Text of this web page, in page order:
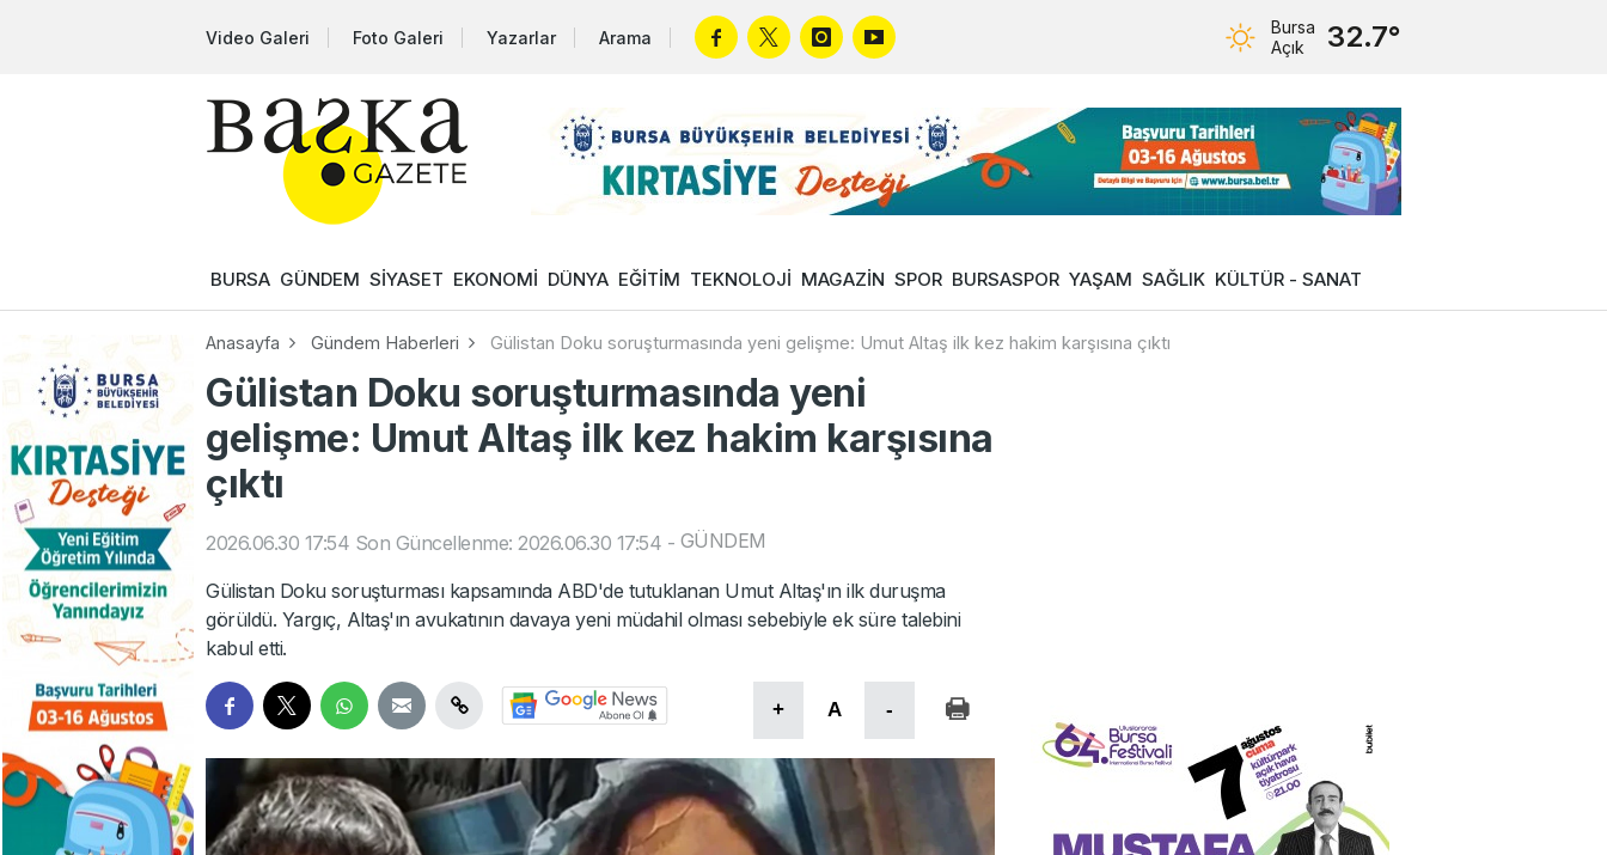
Video Galeri Foto Galeri Yazarlar Arama
Bursa
Açık
32.7°
BURSA GÜNDEM SİYASET EKONOMİ DÜNYA EĞİTİM TEKNOLOJİ MAGAZİN SPOR BURSASPOR YAŞAM SAĞLIK KÜLTÜR - SANAT
Anasayfa Gündem Haberleri Gülistan Doku soruşturmasında yeni gelişme: Umut Altaş ilk kez hakim karşısına çıktı
Gülistan Doku soruşturmasında yeni
gelişme: Umut Altaş ilk kez hakim karşısına
çıktı
2026.06.30 17:54 Son Güncellenme: 2026.06.30 17:54 - GÜNDEM
Gülistan Doku soruşturması kapsamında ABD'de tutuklanan Umut Altaş'ın ilk duruşma
görüldü. Yargıç, Altaş'ın avukatının davaya yeni müdahil olması sebebiyle ek süre talebini
kabul etti.
+ A -